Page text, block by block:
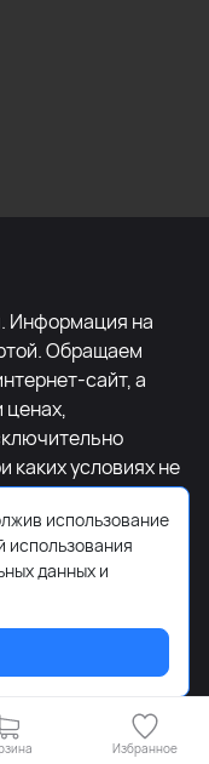
Информация на
Обращаем
сайт, а
ценах,
каких условиях не
кодекса
подробной
указанных
к
формы
11.
Избранное
использование
использования
данных и